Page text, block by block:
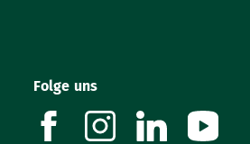
Folge uns